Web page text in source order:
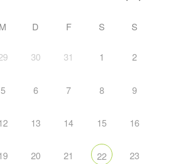
M D F S S
30 31 1 2
5 6 7 8 9
13 14 15 16
20 21 22 23